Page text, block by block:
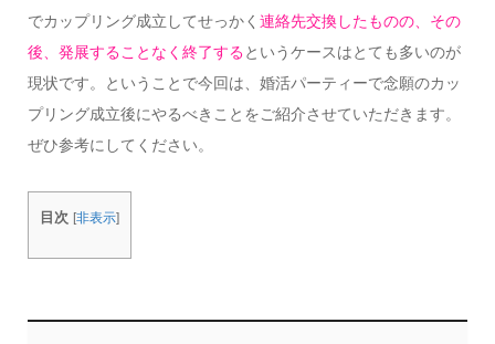
でカップリング成立してせっかく 連絡先交換したものの、その
後、発展することなく終了するというケースはとても多いのが
現状です。ということで今回は、婚活パーティーで念願のカッ
プリング成立後にやるべきことをご紹介させていただきます。
ぜひ参考にしてください。
目次 [非表示]